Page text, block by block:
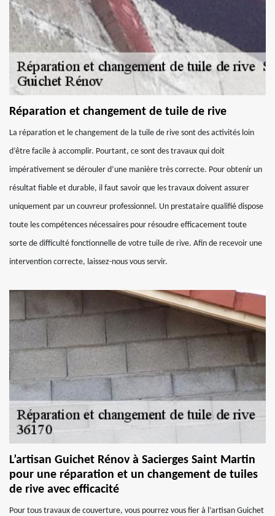
Réparation et changement de tuile de rive
La réparation et le changement de la tuile de rive sont des activités loin
d’être facile à accomplir. Pourtant, ce sont des travaux qui doit
impérativement se dérouler d’une manière très correcte. Pour obtenir un
résultat fiable et durable, il faut savoir que les travaux doivent assurer
uniquement par un couvreur professionnel. Un prestataire qualifié dispose
toute les compétences nécessaires pour résoudre efficacement toute
sorte de difficulté fonctionnelle de votre tuile de rive. Afin de recevoir une
intervention correcte, laissez-nous vous servir.
L’artisan Guichet Rénov à Sacierges Saint Martin
pour une réparation et un changement de tuiles
de rive avec efficacité
Pour tous travaux de couverture, vous pourrez vous fier à l’artisan Guichet